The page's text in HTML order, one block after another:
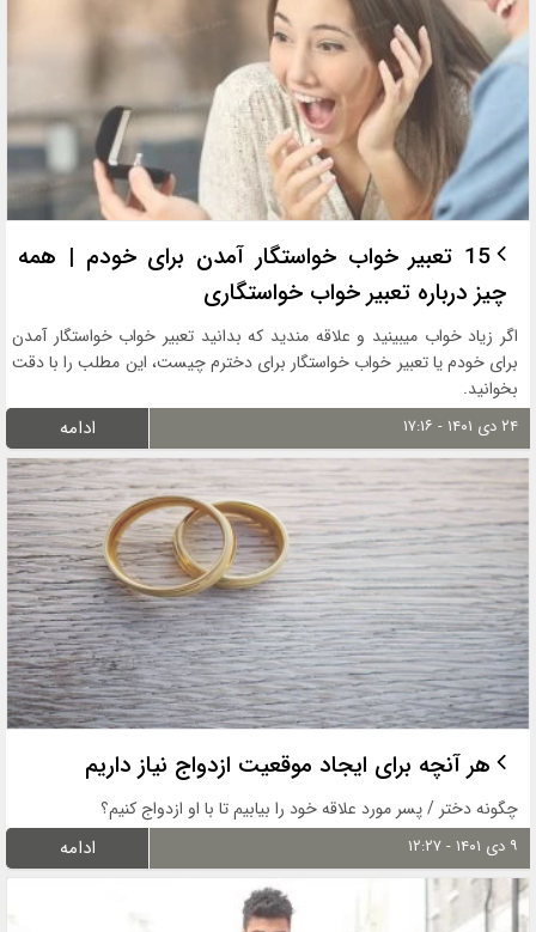
15 تعبیر خواب خواستگار آمدن برای خودم | همه
چیز درباره تعبیر خواب خواستگاری
اگر زیاد خواب میبینید و علاقه مندید که بدانید تعبیر خواب خواستگار آمدن
برای خودم یا تعبیر خواب خواستگار برای دخترم چیست، این مطلب را با دقت
بخوانید.
۲۴ دی ۱۴۰۱ - ۱۷:۱۶ ادامه
هر آنچه برای ایجاد موقعیت ازدواج نیاز داریم
چگونه دختر / پسر مورد علاقه خود را بیابیم تا با او ازدواج کنیم؟
۹ دی ۱۴۰۱ - ۱۲:۲۷ ادامه